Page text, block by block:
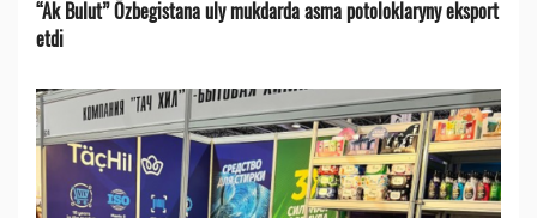
“Ak Bulut” Özbegistana uly mukdarda asma potoloklaryny eksport
etdi